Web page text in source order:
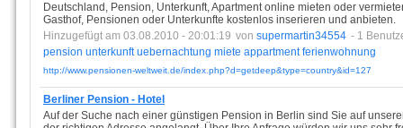
Deutschland, Pension, Unterkunft, Apartment online mieten oder
Gasthof, Pensionen oder Unterkunfte kostenlos inserieren und anbieten.
Hinzugefügt am 03.08.2010 - 20:01:19 von supermartin34554 - 1
pension unterkunft uebernachtung miete appartment ferienwohnung
http://www.pensionen-weltweit.de/index.php?d=getdeep&type=country&id=127
Berliner Pension - Hotel
Auf der Suche nach einer günstigen Pension in Berlin sind Sie auf